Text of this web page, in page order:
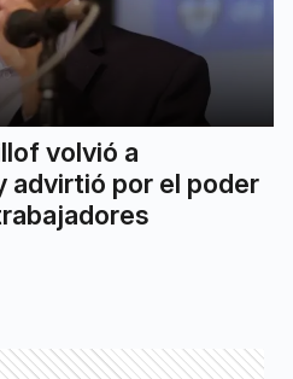
volvió a
advirtió por el poder